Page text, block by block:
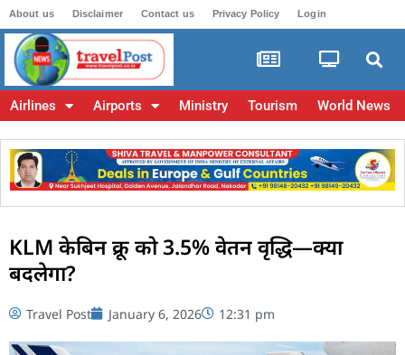
About us Disclaimer Contact us Privacy Policy Login
Airlines Airports Ministry Tourism World News
KLM केबिन क्रू को 3.5% वेतन वृद्धि—क्या
बदलेगा?
Travel Post January 6, 2026 12:31 pm